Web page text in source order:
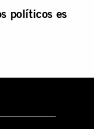
políticos es